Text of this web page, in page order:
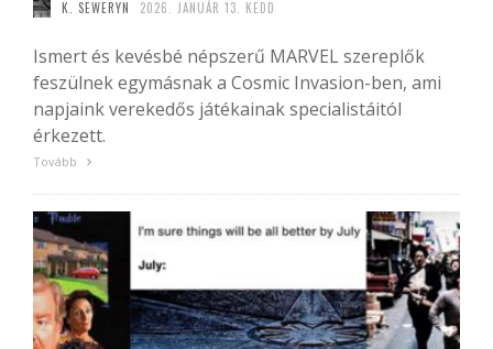
K. SEWERYN 2026. JANUÁR 13. KEDD
Ismert és kevésbé népszerű MARVEL szereplők
feszülnek egymásnak a Cosmic Invasion-ben, ami
napjaink verekedős játékainak specialistáitól
érkezett.
Tovább